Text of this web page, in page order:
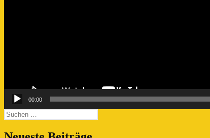
00:00
Suchen
nach: